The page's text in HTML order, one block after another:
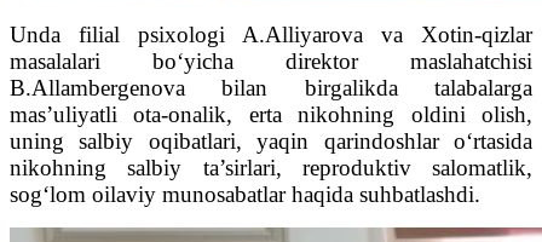
Unda filial psixologi A.Alliyarova va Xotin-qizlar
masalalari bo‘yicha direktor maslahatchisi
B.Allambergenova bilan birgalikda talabalarga
mas’uliyatli ota-onalik, erta nikohning oldini olish,
uning salbiy oqibatlari, yaqin qarindoshlar o‘rtasida
nikohning salbiy ta’sirlari, reproduktiv salomatlik,
sog‘lom oilaviy munosabatlar haqida suhbatlashdi.